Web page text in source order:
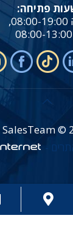
פתיחה:
SalesTeam ©
-